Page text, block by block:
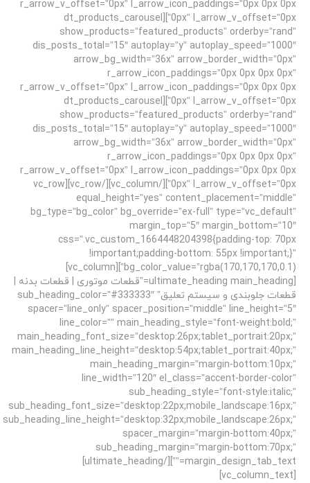
r_arrow_v_offset=”0px” l_arrow_icon_paddings=”0px 0px 0px
0px” l_arrow_v_offset=”0px”][dt_products_carousel
show_products=”featured_products” orderby=”rand”
dis_posts_total=”15″ autoplay=”y” autoplay_speed=”1000″
arrow_bg_width=”36x” arrow_border_width=”0px”
r_arrow_icon_paddings=”0px 0px 0px 0px”
r_arrow_v_offset=”0px” l_arrow_icon_paddings=”0px 0px 0px
0px” l_arrow_v_offset=”0px”][dt_products_carousel
show_products=”featured_products” orderby=”rand”
dis_posts_total=”15″ autoplay=”y” autoplay_speed=”1000″
arrow_bg_width=”36x” arrow_border_width=”0px”
r_arrow_icon_paddings=”0px 0px 0px 0px”
r_arrow_v_offset=”0px” l_arrow_icon_paddings=”0px 0px 0px
0px” l_arrow_v_offset=”0px”][/vc_column][/vc_row][vc_row
equal_height=”yes” content_placement=”middle”
bg_type=”bg_color” bg_override=”ex-full” type=”vc_default”
margin_top=”5″ margin_bottom=”10″
css=”.vc_custom_1664448204398{padding-top: 70px
!important;padding-bottom: 55px !important;}”
bg_color_value=”rgba(170,170,170,0.1)”][vc_column]
[ultimate_heading main_heading=”قطعات موتوری | قطعات بدنه |
قطعات جلوبندی و سیستم تعلیق” sub_heading_color=”#333333″
spacer=”line_only” spacer_position=”middle” line_height=”5″
line_color=”” main_heading_style=”font-weight:bold;”
main_heading_font_size=”desktop:26px;tablet_portrait:20px;”
main_heading_line_height=”desktop:54px;tablet_portrait:40px;”
main_heading_margin=”margin-bottom:10px;”
line_width=”120″ el_class=”accent-border-color”
sub_heading_style=”font-style:italic;”
sub_heading_font_size=”desktop:22px;mobile_landscape:16px;”
sub_heading_line_height=”desktop:32px;mobile_landscape:26px;”
spacer_margin=”margin-bottom:40px;”
sub_heading_margin=”margin-bottom:70px;”
margin_design_tab_text=””][/ultimate_heading]
[vc_column_text]